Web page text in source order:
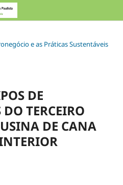
e as Práticas Sustentáveis
DE
TERCEIRO
DE CANA